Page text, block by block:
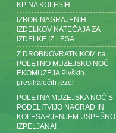
KP NA KOLESIH
IZBOR NAGRAJENIH
IZDELKOV NATEČAJA ZA
IZDELKE IZ LESA
Z DROBNOVRATNIKOM na
POLETNO MUZEJSKO NOČ
EKOMUZEJA Pivških
presihajočih jezer
POLETNA MUZEJSKA NOČ S
PODELITVIJO NAGRAD IN
KOLESARJENJEM USPEŠNO
IZPELJANA!